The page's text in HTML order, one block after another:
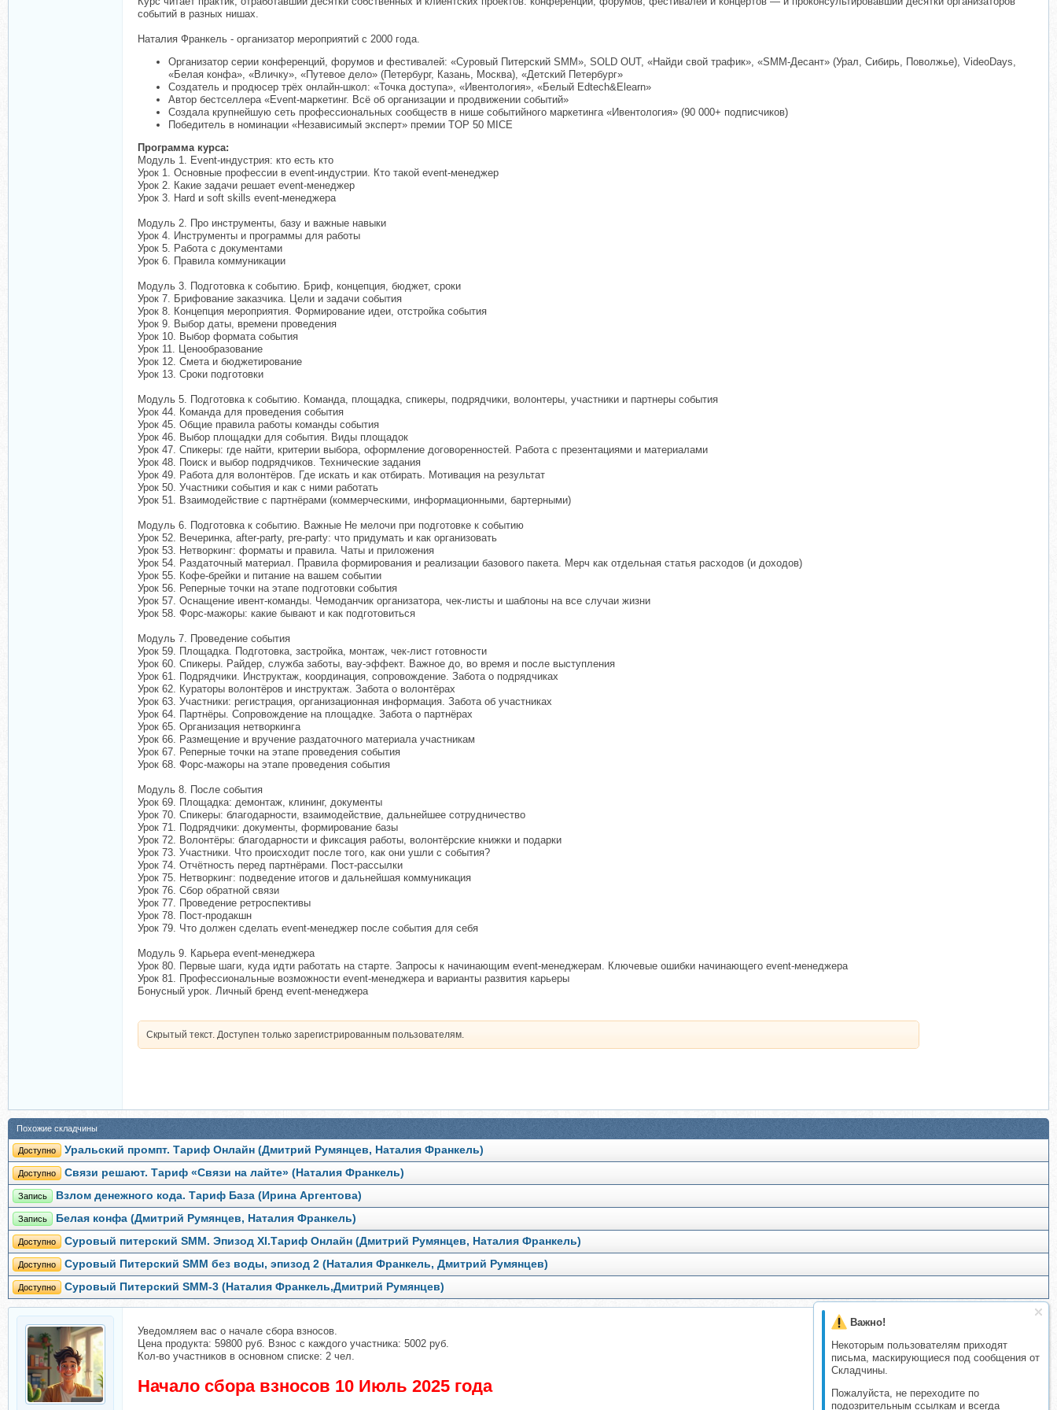
Важно!
Некоторым пользователям приходят
письма, маскирующиеся под сообщения от
Складчины.
Пожалуйста, не переходите по
подозрительным ссылкам и всегда
событий в разных нишах.
Наталия Франкель - организатор мероприятий с 2000 года.
Организатор серии конференций, форумов и фестивалей: «Суровый Питерский SMM», SOLD OUT, «Найди свой трафик», «SMM-Десант» (Урал, Сибирь, Поволжье), VideoDays,
«Белая конфа», «Вличку», «Путевое дело» (Петербург, Казань, Москва), «Детский Петербург»
Создатель и продюсер трёх онлайн-школ: «Точка доступа», «Ивентология», «Белый Edtech&Elearn»
Автор бестселлера «Event-маркетинг. Всё об организации и продвижении событий»
Создала крупнейшую сеть профессиональных сообществ в нише событийного маркетинга «Ивентология» (90 000+ подписчиков)
Победитель в номинации «Независимый эксперт» премии TOP 50 MICE
Программа курса:
Модуль 1. Event-индустрия: кто есть кто
Урок 1. Основные профессии в event-индустрии. Кто такой event-менеджер
Урок 2. Какие задачи решает event-менеджер
Урок 3. Hard и soft skills event-менеджера
Модуль 2. Про инструменты, базу и важные навыки
Урок 4. Инструменты и программы для работы
Урок 5. Работа с документами
Урок 6. Правила коммуникации
Модуль 3. Подготовка к событию. Бриф, концепция, бюджет, сроки
Урок 7. Брифование заказчика. Цели и задачи события
Урок 8. Концепция мероприятия. Формирование идеи, отстройка события
Урок 9. Выбор даты, времени проведения
Урок 10. Выбор формата события
Урок 11. Ценообразование
Урок 12. Смета и бюджетирование
Урок 13. Сроки подготовки
Модуль 5. Подготовка к событию. Команда, площадка, спикеры, подрядчики, волонтеры, участники и партнеры события
Урок 44. Команда для проведения события
Урок 45. Общие правила работы команды события
Урок 46. Выбор площадки для события. Виды площадок
Урок 47. Спикеры: где найти, критерии выбора, оформление договоренностей. Работа с презентациями и материалами
Урок 48. Поиск и выбор подрядчиков. Технические задания
Урок 49. Работа для волонтёров. Где искать и как отбирать. Мотивация на результат
Урок 50. Участники события и как с ними работать
Урок 51. Взаимодействие с партнёрами (коммерческими, информационными, бартерными)
Модуль 6. Подготовка к событию. Важные Не мелочи при подготовке к событию
Урок 52. Вечеринка, after-party, pre-party: что придумать и как организовать
Урок 53. Нетворкинг: форматы и правила. Чаты и приложения
Урок 54. Раздаточный материал. Правила формирования и реализации базового пакета. Мерч как отдельная статья расходов (и доходов)
Урок 55. Кофе-брейки и питание на вашем событии
Урок 56. Реперные точки на этапе подготовки события
Урок 57. Оснащение ивент-команды. Чемоданчик организатора, чек-листы и шаблоны на все случаи жизни
Урок 58. Форс-мажоры: какие бывают и как подготовиться
Модуль 7. Проведение события
Урок 59. Площадка. Подготовка, застройка, монтаж, чек-лист готовности
Урок 60. Спикеры. Райдер, служба заботы, вау-эффект. Важное до, во время и после выступления
Урок 61. Подрядчики. Инструктаж, координация, сопровождение. Забота о подрядчиках
Урок 62. Кураторы волонтёров и инструктаж. Забота о волонтёрах
Урок 63. Участники: регистрация, организационная информация. Забота об участниках
Урок 64. Партнёры. Сопровождение на площадке. Забота о партнёрах
Урок 65. Организация нетворкинга
Урок 66. Размещение и вручение раздаточного материала участникам
Урок 67. Реперные точки на этапе проведения события
Урок 68. Форс-мажоры на этапе проведения события
Модуль 8. После события
Урок 69. Площадка: демонтаж, клининг, документы
Урок 70. Спикеры: благодарности, взаимодействие, дальнейшее сотрудничество
Урок 71. Подрядчики: документы, формирование базы
Урок 72. Волонтёры: благодарности и фиксация работы, волонтёрские книжки и подарки
Урок 73. Участники. Что происходит после того, как они ушли с события?
Урок 74. Отчётность перед партнёрами. Пост-рассылки
Урок 75. Нетворкинг: подведение итогов и дальнейшая коммуникация
Урок 76. Сбор обратной связи
Урок 77. Проведение ретроспективы
Урок 78. Пост-продакшн
Урок 79. Что должен сделать event-менеджер после события для себя
Модуль 9. Карьера event-менеджера
Урок 80. Первые шаги, куда идти работать на старте. Запросы к начинающим event-менеджерам. Ключевые ошибки начинающего event-менеджера
Урок 81. Профессиональные возможности event-менеджера и варианты развития карьеры
Бонусный урок. Личный бренд event-менеджера
Скрытый текст. Доступен только зарегистрированным пользователям.
Похожие складчины
Доступно Уральский промпт. Тариф Онлайн (Дмитрий Румянцев, Наталия Франкель)
Доступно Связи решают. Тариф «Связи на лайте» (Наталия Франкель)
Запись Взлом денежного кода. Тариф База (Ирина Аргентова)
Запись Белая конфа (Дмитрий Румянцев, Наталия Франкель)
Доступно Суровый питерский SMM. Эпизод XI.Тариф Онлайн (Дмитрий Румянцев, Наталия Франкель)
Доступно Суровый Питерский SMM без воды, эпизод 2 (Наталия Франкель, Дмитрий Румянцев)
Доступно Суровый Питерский SMM-3 (Наталия Франкель,Дмитрий Румянцев)
Уведомляем вас о начале сбора взносов.
Цена продукта: 59800 руб. Взнос с каждого участника: 5002 руб.
Кол-во участников в основном списке: 2 чел.
Начало сбора взносов 10 Июль 2025 года